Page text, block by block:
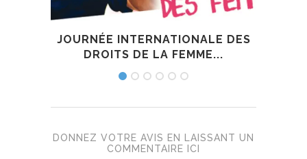
JOURNÉE INTERNATIONALE DES
DROITS DE LA FEMME...
DONNEZ VOTRE AVIS EN LAISSANT UN
COMMENTAIRE ICI